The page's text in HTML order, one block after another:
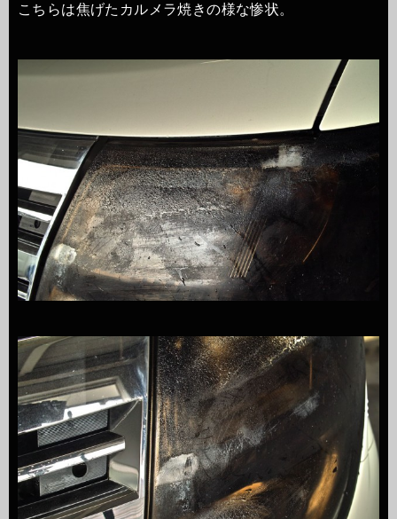
こちらは焦げたカルメラ焼きの様な惨状。